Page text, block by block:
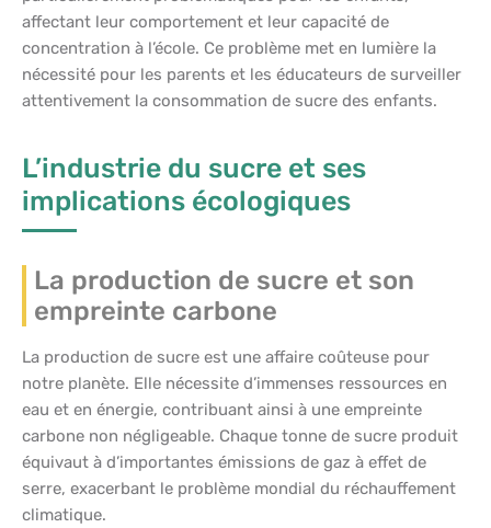
affectant leur comportement et leur capacité de
concentration à l’école. Ce problème met en lumière la
nécessité pour les parents et les éducateurs de surveiller
attentivement la consommation de sucre des enfants.
L’industrie du sucre et ses
implications écologiques
La production de sucre et son
empreinte carbone
La production de sucre est une affaire coûteuse pour
notre planète. Elle nécessite d’immenses ressources en
eau et en énergie, contribuant ainsi à une empreinte
carbone non négligeable. Chaque tonne de sucre produit
équivaut à d’importantes émissions de gaz à effet de
serre, exacerbant le problème mondial du réchauffement
climatique.